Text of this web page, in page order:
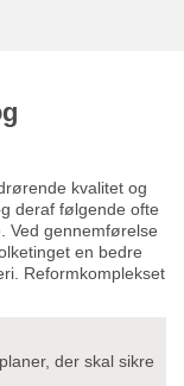
kvalitet og
deraf følgende ofte
Ved gennemførelse
en bedre
Reformkomplekset
der skal sikre